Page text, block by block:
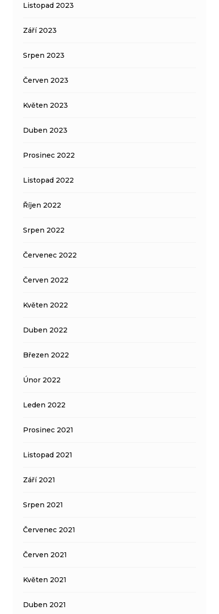
Listopad 2023
Září 2023
Srpen 2023
Červen 2023
Květen 2023
Duben 2023
Prosinec 2022
Listopad 2022
Říjen 2022
Srpen 2022
Červenec 2022
Červen 2022
Květen 2022
Duben 2022
Březen 2022
Únor 2022
Leden 2022
Prosinec 2021
Listopad 2021
Září 2021
Srpen 2021
Červenec 2021
Červen 2021
Květen 2021
Duben 2021